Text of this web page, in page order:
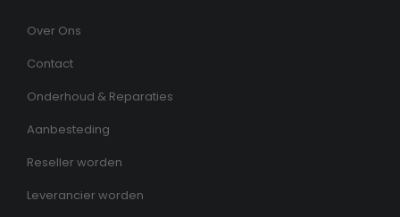
Over Ons
Contact
Onderhoud & Reparaties
Aanbesteding
Reseller worden
Leverancier worden